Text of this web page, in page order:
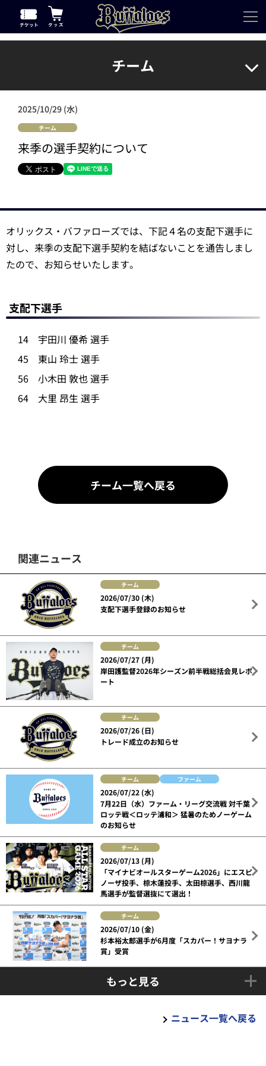
チーム
2025/10/29 (水)
チーム
来季の選手契約について
オリックス・バファローズでは、下記４名の支配下選手に
対し、来季の支配下選手契約を結ばないことを通告しまし
たので、お知らせいたします。
支配下選手
14 宇田川 優希 選手
45 東山 玲士 選手
56 小木田 敦也 選手
64 大里 昂生 選手
チーム一覧へ戻る
関連ニュース
チーム
2026/07/30 (木)
支配下選手登録のお知らせ
チーム
2026/07/27 (月)
岸田護監督2026年シーズン前半戦総括会見レポ
ート
チーム
2026/07/26 (日)
トレード成立のお知らせ
チーム ファーム
2026/07/22 (水)
7月22日（水）ファーム・リーグ交流戦 対千葉
ロッテ戦＜ロッテ浦和＞ 猛暑のためノーゲーム
のお知らせ
チーム
2026/07/13 (月)
「マイナビオールスターゲーム2026」にエスピ
ノーザ投手、椋木蓮投手、太田椋選手、西川龍
馬選手が監督選抜にて選出！
チーム
2026/07/10 (金)
杉本裕太郎選手が6月度「スカパー！サヨナラ
賞」受賞
もっと見る
ニュース一覧へ戻る